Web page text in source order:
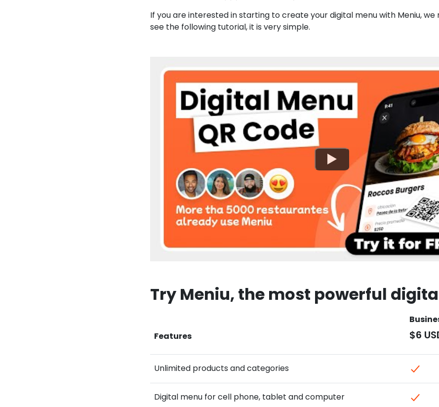
If you are interested in starting to create your digital menu with Meniu,
see the following tutorial, it is very simple.
Try Meniu, the most powerful
Features $6
Unlimited products and categories
Digital menu for cell phone, tablet and computer